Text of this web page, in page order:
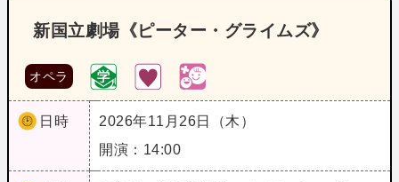
新国立劇場《ピーター・グライムズ》
オペラ
日時
2026年11月26日（木）
開演：14:00